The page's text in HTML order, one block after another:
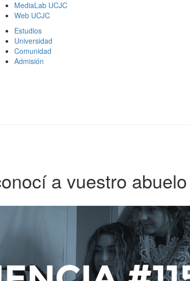
MediaLab UCJC
Web UCJC
Estudios
Universidad
Comunidad
Admisión
a vuestro abuelo